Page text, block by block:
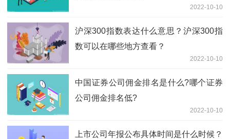
2022-10-10
沪深300指数表达什么意思？沪深300指
数可以在哪些地方查看？
2022-10-10
中国证券公司佣金排名是什么?哪个证券
公司佣金排名低?
2022-10-10
上市公司年报公布具体时间是什么时候？